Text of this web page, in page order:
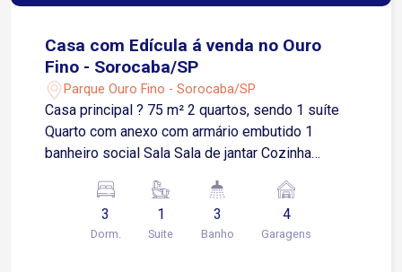
Casa com Edícula á venda no Ouro
Fino - Sorocaba/SP
Parque Ouro Fino - Sorocaba/SP
Casa principal ? 75 m² 2 quartos, sendo 1 suíte
Quarto com anexo com armário embutido 1
banheiro social Sala Sala de jantar Cozinha
32 m² Quarto Banheiro Sala Cozinha conjugada
com armário Ar-condicionado em todos os
quartos Lavanderia Preparação para área gourmet
3
Dorm.
1
Suite
3
Banho
4
Garagens